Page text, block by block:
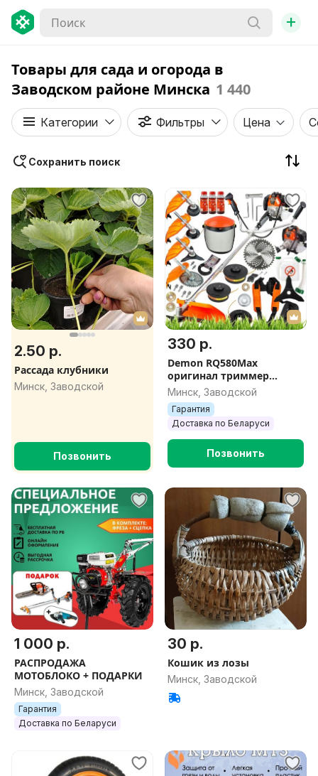
+
Товары для сада и огорода в
Заводском районе Минска 1 440
Категории Фильтры Цена
Сохранить поиск
2.50 р.
Рассада клубники
Минск, Заводской
Позвонить
330 р.
Demon RQ580Max
оригинал триммер
бензиновый коса
бензиновая бензокоса
бензотриммер
Минск, Заводской
Гарантия
Доставка по Беларуси
Позвонить
1 000 р.
РАСПРОДАЖА
МОТОБЛОКО + ПОДАРКИ
Минск, Заводской
Гарантия
Доставка по Беларуси
30 р.
Кошик из лозы
Минск, Заводской